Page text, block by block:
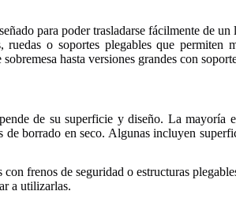
para poder trasladarse fácilmente de
o soportes plegables que permiten
hasta versiones grandes con
de su superficie y diseño. La mayoría
borrado en seco. Algunas incluyen
frenos de seguridad o estructuras
a utilizarlas.